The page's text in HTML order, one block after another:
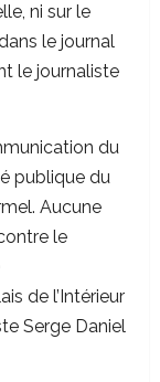
ni sur le
le journal
le journaliste
du
publique du
Aucune
le
de l’Intérieur
Serge Daniel